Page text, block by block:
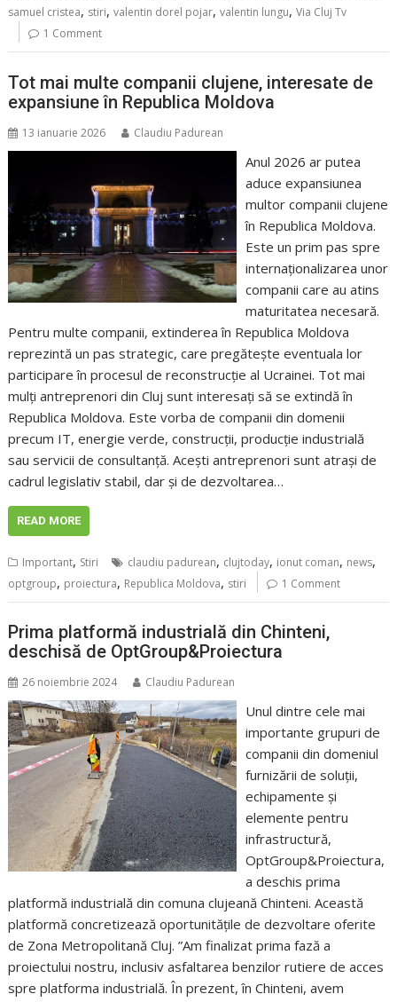
samuel cristea, stiri,valentin dorel pojar,valentin lungu,Via Cluj Tv
1 Comment
Tot mai multe companii clujene, interesate de
expansiune în Republica Moldova
13 ianuarie 2026 Claudiu Padurean
Anul 2026 ar putea
aduce expansiunea
multor companii clujene
în Republica Moldova.
Este un prim pas spre
internaționalizarea unor
companii care au atins
maturitatea necesară.
Pentru multe companii, extinderea în Republica Moldova
reprezintă un pas strategic, care pregătește eventuala lor
participare în procesul de reconstrucție al Ucrainei. Tot mai
mulți antreprenori din Cluj sunt interesați să se extindă în
Republica Moldova. Este vorba de companii din domenii
precum IT, energie verde, construcții, producție industrială
sau servicii de consultanță. Acești antreprenori sunt atrași de
cadrul legislativ stabil, dar și de dezvoltarea…
READ MORE
Important, Stiri claudiu padurean, clujtoday, ionut coman, news,
optgroup, proiectura, Republica Moldova, stiri 1 Comment
Prima platformă industrială din Chinteni,
deschisă de OptGroup&Proiectura
26 noiembrie 2024 Claudiu Padurean
Unul dintre cele mai
importante grupuri de
companii din domeniul
furnizării de soluții,
echipamente și
elemente pentru
infrastructură,
OptGroup&Proiectura,
a deschis prima
platformă industrială din comuna clujeană Chinteni. Această
platformă concretizează oportunitățile de dezvoltare oferite
de Zona Metropolitană Cluj. ”Am finalizat prima fază a
proiectului nostru, inclusiv asfaltarea benzilor rutiere de acces
spre platforma industrială. În prezent, în Chinteni, avem